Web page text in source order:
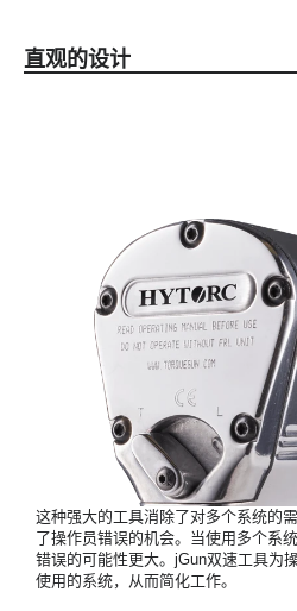
直观的设计
这种强大的工具消除了对多个系统的
了操作员错误的机会。当使用多个系
错误的可能性更大。jGun双速工具为
使用的系统，从而简化工作。